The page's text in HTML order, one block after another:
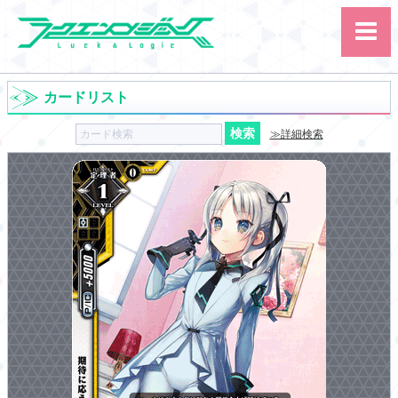
サイト内検索
カード ルール
大会
講習会
その他
カードリスト
≫詳細検索